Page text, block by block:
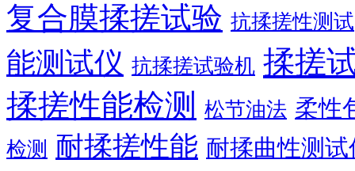
复合膜揉搓试验 抗揉搓性测试
能测试仪 抗揉搓试验机 揉搓
揉搓性能检测
松节油法 柔性
检测 耐揉搓性能 耐揉曲性测试